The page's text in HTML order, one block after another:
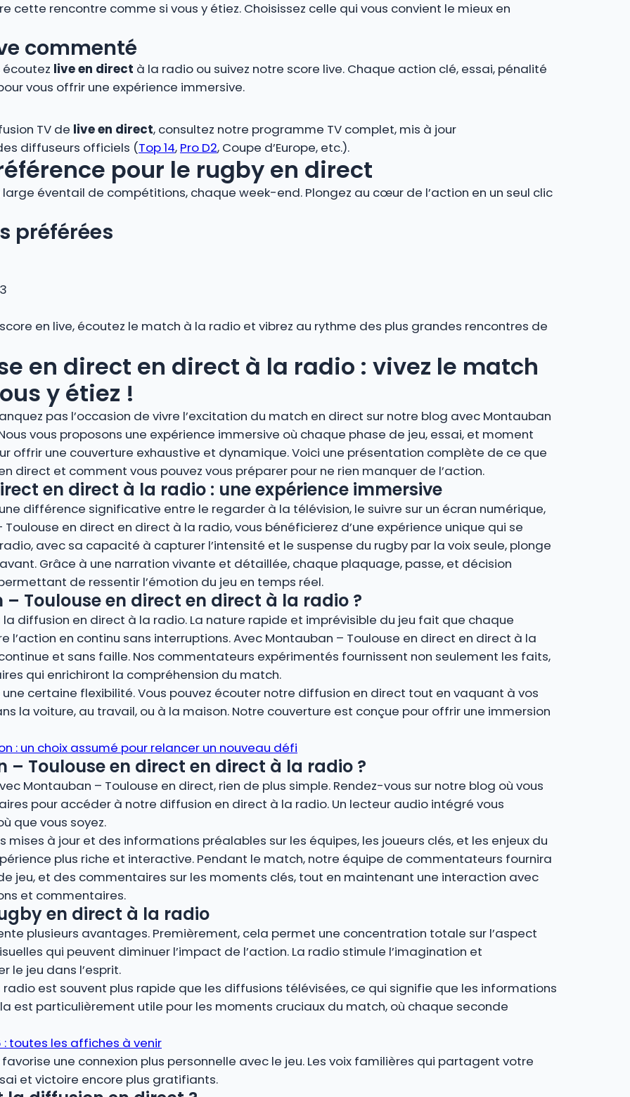
cette rencontre comme si vous y étiez. Choisissez celle qui vous convient le mieux en
commenté
écoutez live en direct à la radio ou suivez notre score live. Chaque action clé, essai, pénalité
vous offrir une expérience immersive.
TV de live en direct, consultez notre programme TV complet, mis à jour
diffuseurs officiels (Top 14, Pro D2, Coupe d’Europe, etc.).
pour le rugby en direct
éventail de compétitions, chaque week-end. Plongez au cœur de l’action en un seul clic
préférées
en live, écoutez le match à la radio et vibrez au rythme des plus grandes rencontres de
en direct en direct à la radio : vivez le match
y étiez !
pas l’occasion de vivre l’excitation du match en direct sur notre blog avec Montauban
vous proposons une expérience immersive où chaque phase de jeu, essai, et moment
offrir une couverture exhaustive et dynamique. Voici une présentation complète de ce que
direct et comment vous pouvez vous préparer pour ne rien manquer de l’action.
en direct à la radio : une expérience immersive
différence significative entre le regarder à la télévision, le suivre sur un écran numérique,
en direct en direct à la radio, vous bénéficierez d’une expérience unique qui se
avec sa capacité à capturer l’intensité et le suspense du rugby par la voix seule, plonge
Grâce à une narration vivante et détaillée, chaque plaquage, passe, et décision
de ressentir l’émotion du jeu en temps réel.
Toulouse en direct en direct à la radio ?
diffusion en direct à la radio. La nature rapide et imprévisible du jeu fait que chaque
l’action en continu sans interruptions. Avec Montauban – Toulouse en direct en direct à la
et sans faille. Nos commentateurs expérimentés fournissent non seulement les faits,
qui enrichiront la compréhension du match.
certaine flexibilité. Vous pouvez écouter notre diffusion en direct tout en vaquant à vos
la voiture, au travail, ou à la maison. Notre couverture est conçue pour offrir une immersion
: un choix assumé pour relancer un nouveau défi
Toulouse en direct en direct à la radio ?
Montauban – Toulouse en direct, rien de plus simple. Rendez-vous sur notre blog où vous
pour accéder à notre diffusion en direct à la radio. Un lecteur audio intégré vous
que vous soyez.
mises à jour et des informations préalables sur les équipes, les joueurs clés, et les enjeux du
plus riche et interactive. Pendant le match, notre équipe de commentateurs fournira
jeu, et des commentaires sur les moments clés, tout en maintenant une interaction avec
et commentaires.
en direct à la radio
plusieurs avantages. Premièrement, cela permet une concentration totale sur l’aspect
qui peuvent diminuer l’impact de l’action. La radio stimule l’imagination et
le jeu dans l’esprit.
est souvent plus rapide que les diffusions télévisées, ce qui signifie que les informations
est particulièrement utile pour les moments cruciaux du match, où chaque seconde
toutes les affiches à venir
une connexion plus personnelle avec le jeu. Les voix familières qui partagent votre
et victoire encore plus gratifiants.